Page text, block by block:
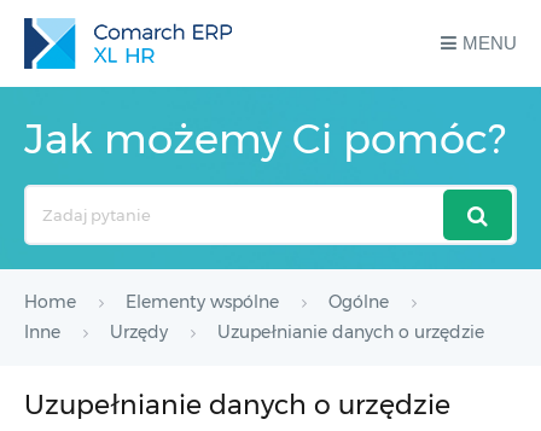
MENU
Jak możemy Ci pomóc?
Home Elementy wspólne
Ogólne
Inne
Urzędy Uzupełnianie danych o urzędzie
Uzupełnianie danych o urzędzie